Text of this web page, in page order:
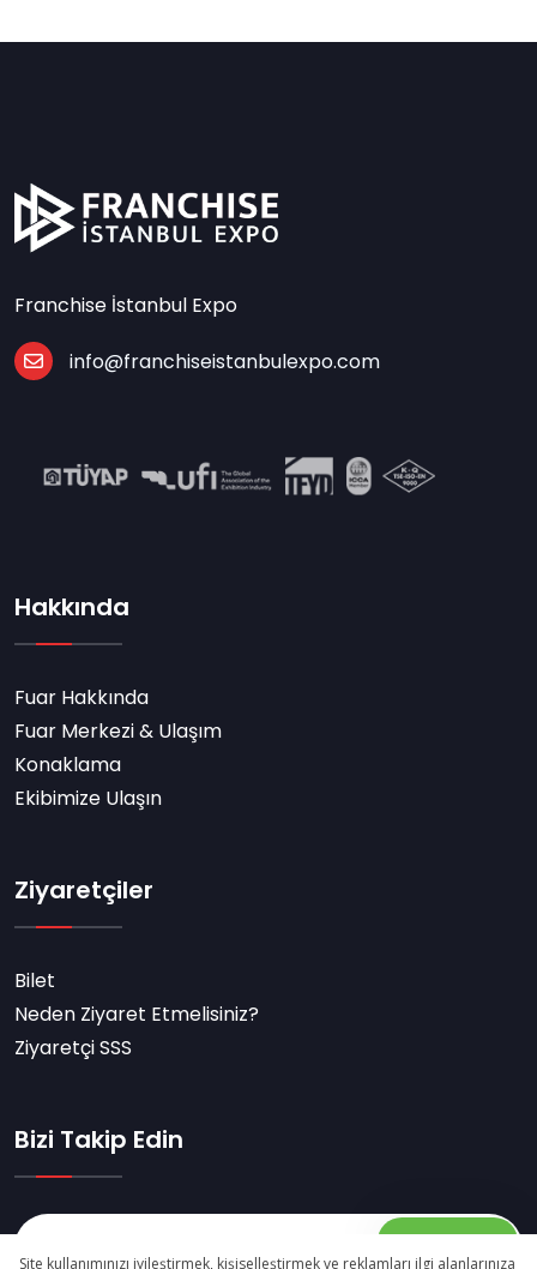
Franchise İstanbul Expo
info@franchiseistanbulexpo.com
Hakkında
Fuar Hakkında
Fuar Merkezi & Ulaşım
Konaklama
Ekibimize Ulaşın
Ziyaretçiler
Bilet
Neden Ziyaret Etmelisiniz?
Ziyaretçi SSS
Bizi Takip Edin